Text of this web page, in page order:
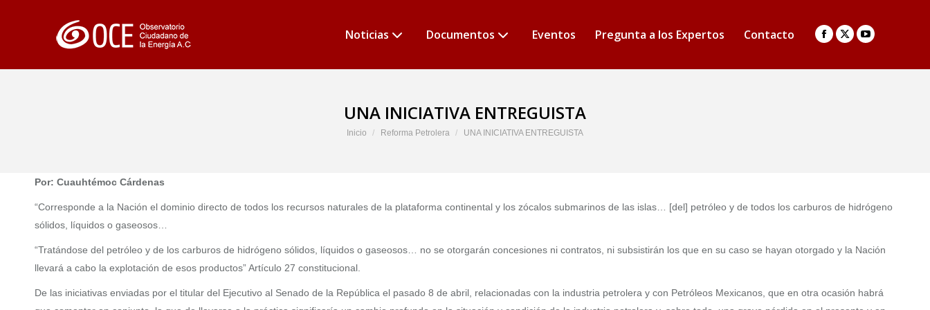
Noticias Documentos Eventos Pregunta a los Expertos Contacto
Facebook
X
YouTube
UNA INICIATIVA ENTREGUISTA
Estás aquí:
Inicio Reforma Petrolera UNA INICIATIVA ENTREGUISTA
Por: Cuauhtémoc Cárdenas
“Corresponde a la Nación el dominio directo de todos los recursos naturales de la plataforma continental y los zócalos submarinos de las islas… [del] petróleo y de todos los carburos de hidrógeno
sólidos, líquidos o gaseosos…
“Tratándose del petróleo y de los carburos de hidrógeno sólidos, líquidos o gaseosos… no se otorgarán concesiones ni contratos, ni subsistirán los que en su caso se hayan otorgado y la Nación
llevará a cabo la explotación de esos productos” Artículo 27 constitucional.
De las iniciativas enviadas por el titular del Ejecutivo al Senado de la República el pasado 8 de abril, relacionadas con la industria petrolera y con Petróleos Mexicanos, que en otra ocasión habrá